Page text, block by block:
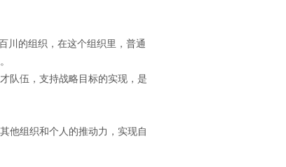
川的组织，在这个组织里，普通
队伍，支持战略目标的实现，是
他组织和个人的推动力，实现自